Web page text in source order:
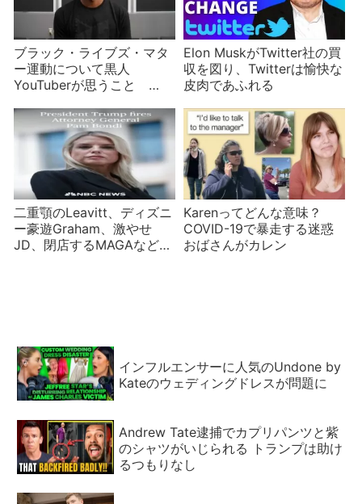
ブラック・ライブズ・マタ
ー運動について黒人
YouTuberが思うこと
Elon MuskがTwitter社の買
収を図り、Twitterは愉快な
皮肉であふれる
二重顎のLeavitt、ディズニ
ー豪遊Graham、激やせ
JD、閉店するMAGAなど米
Karenってどんな意味？
COVID-19で暴走する迷惑
おばさんがカレン
インフルエンサーに人気のUndone by
Kateのウェディングドレスが問題に
Andrew Tate逮捕でカプリパンツと紫
のシャツがいじられる トランプは助け
るつもりなし